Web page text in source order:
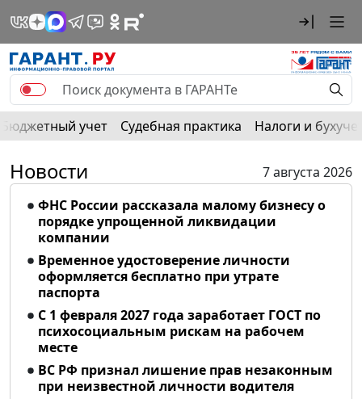
Бюджетный учет Судебная практика Налоги и
Новости
7 августа 2026
ФНС России рассказала малому бизнесу о
порядке упрощенной ликвидации
компании
Временное удостоверение личности
оформляется бесплатно при утрате
паспорта
С 1 февраля 2027 года заработает ГОСТ по
психосоциальным рискам на рабочем
месте
ВС РФ признал лишение прав незаконным
при неизвестной личности водителя